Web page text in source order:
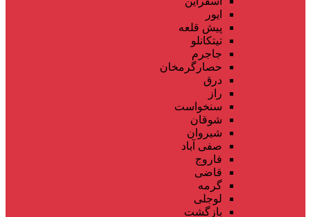
ایور
پیش قلعه
تیتکانلو
جاجرم
حصارگرمخان
درق
راز
سنخواست
شوقان
شیروان
صفی آباد
فاروج
قاضی
گرمه
لوجلی
بازگشت